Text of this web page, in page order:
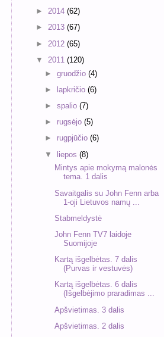
► 2014 (62)
► 2013 (67)
► 2012 (65)
▼ 2011 (120)
►gruodžio(4)
► lapkričio(6)
►spalio(7)
► rugsėjo(5)
► rugpjūčio(6)
▼ liepos(8)
Mintys apie mokymą malonės
tema. 1 dalis
Savaitgalis su John Fenn arba
1-oji Lietuvos namų ...
Stabmeldystė
John Fenn TV7 laidoje
Suomijoje
Kartą išgelbėtas. 7 dalis
(Purvas ir vestuvės)
Kartą išgelbėtas. 6 dalis
(Išgelbėjimo praradimas ...
Apšvietimas. 3 dalis
Apšvietimas. 2 dalis